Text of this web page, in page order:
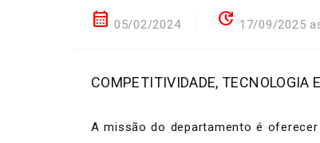
calendar_month 05/02/2024 update 17/09/2025
COMPETITIVIDADE, TECNOLOGIA
A missão do departamento é